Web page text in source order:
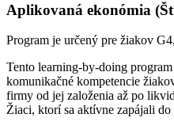
Aplikovaná ekonómia
Program je určený pre žiakov
Tento learning-by-doing
komunikačné kompetencie
firmy od jej založenia až po
Žiaci, ktorí sa aktívne zapájali